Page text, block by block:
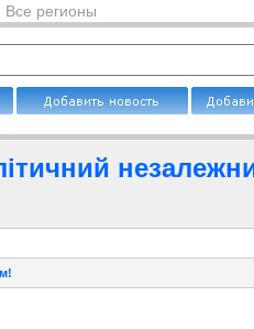
Все регионы